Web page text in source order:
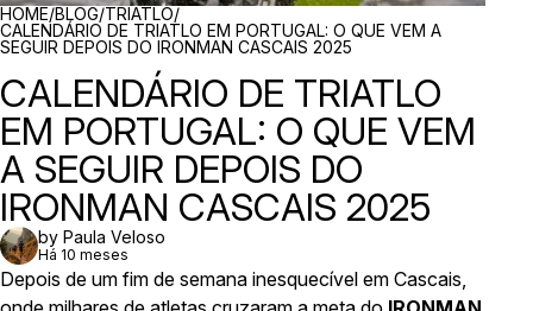
BREADCRUMBS
HOME/BLOG/TRIATLO/
CALENDÁRIO DE TRIATLO EM PORTUGAL: O QUE VEM A
SEGUIR DEPOIS DO IRONMAN CASCAIS 2025
CALENDÁRIO DE TRIATLO
EM PORTUGAL: O QUE VEM
A SEGUIR DEPOIS DO
IRONMAN CASCAIS 2025
by Paula Veloso
Há 10 meses
Depois de um fim de semana inesquecível em Cascais,